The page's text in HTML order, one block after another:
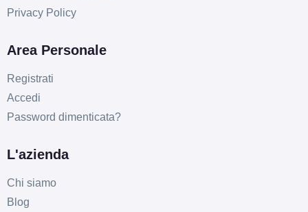
Privacy Policy
Area Personale
Registrati
Accedi
Password dimenticata?
L'azienda
Chi siamo
Blog